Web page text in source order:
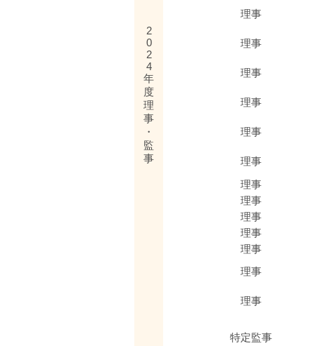
2
0
2
4
年
度
理
事
・
監
事
理事
理事
理事
理事
理事
理事
理事
理事
理事
理事
理事
理事
理事
特定監事